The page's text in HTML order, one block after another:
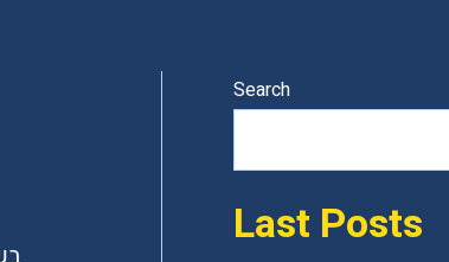
Search
Last Posts